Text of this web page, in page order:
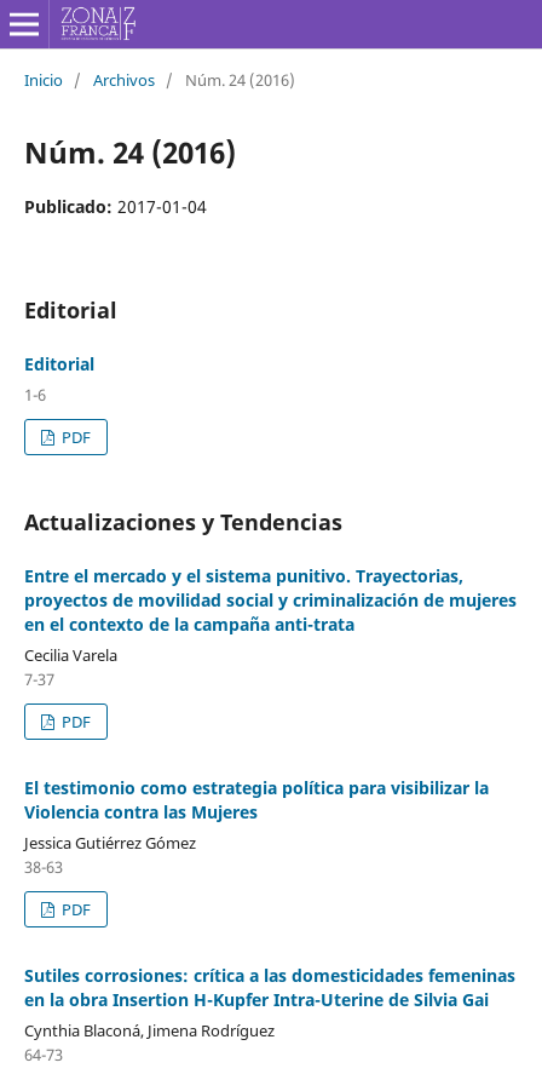
Inicio / Archivos / Núm. 24 (2016)
Núm. 24 (2016)
Publicado: 2017-01-04
Editorial
Editorial
1-6
PDF
Actualizaciones y Tendencias
Entre el mercado y el sistema punitivo. Trayectorias,
proyectos de movilidad social y criminalización de mujeres
en el contexto de la campaña anti-trata
Cecilia Varela
7-37
PDF
El testimonio como estrategia política para visibilizar la
Violencia contra las Mujeres
Jessica Gutiérrez Gómez
38-63
PDF
Sutiles corrosiones: crítica a las domesticidades femeninas
en la obra Insertion H-Kupfer Intra-Uterine de Silvia Gai
Cynthia Blaconá, Jimena Rodríguez
64-73